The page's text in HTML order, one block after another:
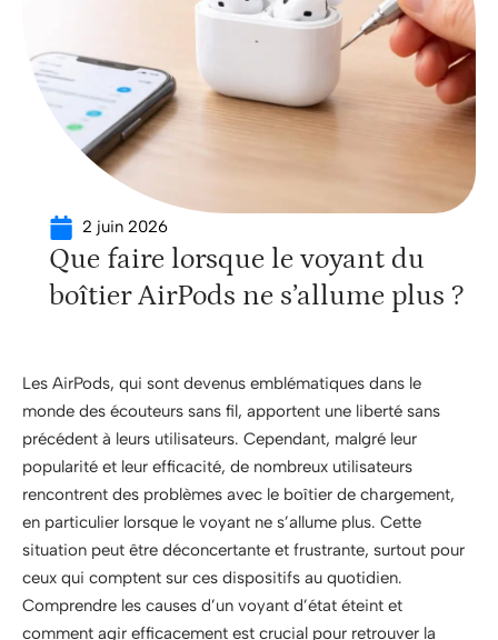
2 juin 2026
Que faire lorsque le voyant du
boîtier AirPods ne s’allume plus ?
Les AirPods, qui sont devenus emblématiques dans le
monde des écouteurs sans fil, apportent une liberté sans
précédent à leurs utilisateurs. Cependant, malgré leur
popularité et leur efficacité, de nombreux utilisateurs
rencontrent des problèmes avec le boîtier de chargement,
en particulier lorsque le voyant ne s’allume plus. Cette
situation peut être déconcertante et frustrante, surtout pour
ceux qui comptent sur ces dispositifs au quotidien.
Comprendre les causes d’un voyant d’état éteint et
comment agir efficacement est crucial pour retrouver la